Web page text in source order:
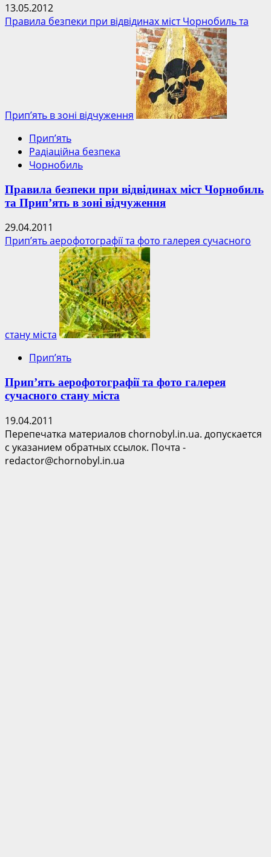
13.05.2012
Правила безпеки при відвідинах міст Чорнобиль та
Прип’ять в зоні відчуження
Прип’ять
Радіаційна безпека
Чорнобиль
Правила безпеки при відвідинах міст Чорнобиль
та Прип’ять в зоні відчуження
29.04.2011
Прип’ять аерофотографії та фото галерея сучасного
стану міста
Прип’ять
Прип’ять аерофотографії та фото галерея
сучасного стану міста
19.04.2011
Перепечатка материалов chornobyl.in.ua. допускается
с указанием обратных ссылок. Почта -
redactor@chornobyl.in.ua